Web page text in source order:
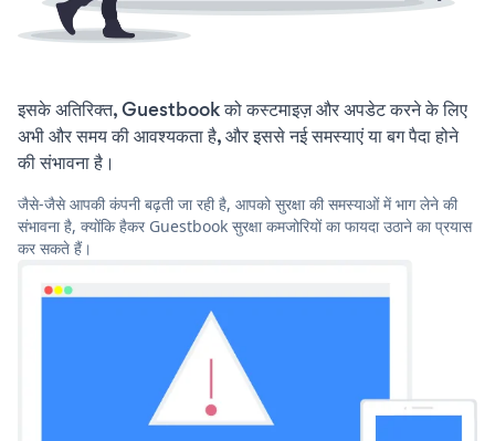
इसके अतिरिक्त, Guestbook को कस्टमाइज़ और अपडेट करने के लिए
अभी और समय की आवश्यकता है, और इससे नई समस्याएं या बग पैदा होने
की संभावना है।
जैसे-जैसे आपकी कंपनी बढ़ती जा रही है, आपको सुरक्षा की समस्याओं में भाग लेने की
संभावना है, क्योंकि हैकर Guestbook सुरक्षा कमजोरियों का फायदा उठाने का प्रयास
कर सकते हैं।